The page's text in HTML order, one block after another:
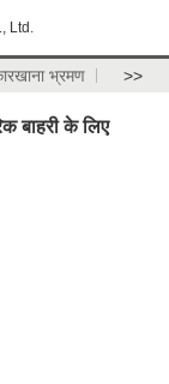
Ltd.
भ्रमण >>
बाहरी के लिए